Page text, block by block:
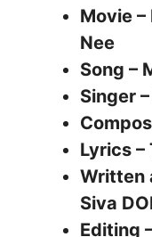
Movie
Nee
Song –
Singer
Lyrics –
Written
Siva
Editing